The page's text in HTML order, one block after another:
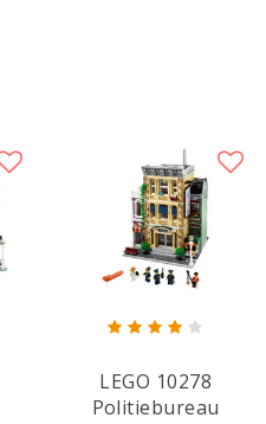
LEGO 10278
Politiebureau